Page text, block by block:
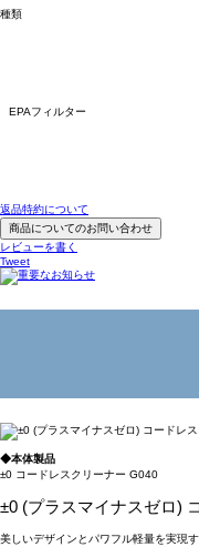
種類
EPAフィルター
返品特約について
商品についてのお問い合わせ
レビューを書く
Tweet
◆本体製品
±0 コードレスクリーナー G040
±0 (プラスマイナスゼロ)
美しいデザインとパワフル軽量を実現